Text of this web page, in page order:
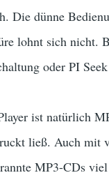
Die dünne
lohnt sich nicht.
oder PI
ist natürlich
ließ. Auch mit
MP3-CDs